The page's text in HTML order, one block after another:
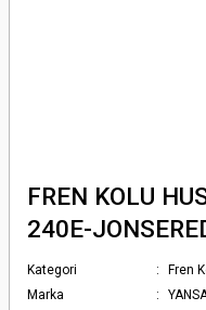
FREN KOLU
240E-
Kategori
Fren
Marka